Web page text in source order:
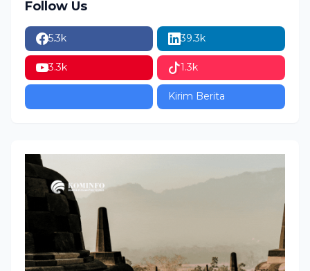
Follow Us
5.3k 39.3k
3.3k 1.3k
Kirim Berita